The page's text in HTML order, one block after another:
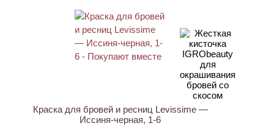
Краска для бровей и ресниц Levissime —
Иссиня-черная, 1-6